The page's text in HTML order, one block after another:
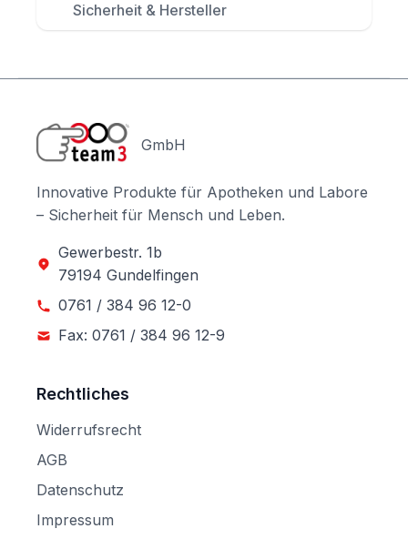
Sicherheit & Hersteller
GmbH
Innovative Produkte für Apotheken und Labore
– Sicherheit für Mensch und Leben.
Gewerbestr. 1b
79194 Gundelfingen
0761 / 384 96 12-0
Fax: 0761 / 384 96 12-9
Rechtliches
Widerrufsrecht
AGB
Datenschutz
Impressum